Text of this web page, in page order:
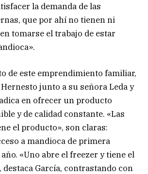
la demanda de las
que por ahí no tienen ni
tomarse el trabajo de estar
de este emprendimiento familiar,
junto a su señora Leda y
en ofrecer un producto
y de calidad constante. «Las
el producto», son claras:
a mandioca de primera
«Uno abre el freezer y tiene el
García, contrastando con